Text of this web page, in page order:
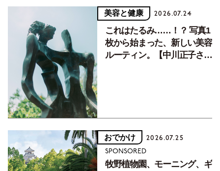
美容と健康 2026.07.24
これはたるみ……！？ 写真1
枚から始まった、新しい美容
ルーティン。【中川正子さん
おでかけ 2026.07.25
SPONSORED
牧野植物園、モーニング、ギ